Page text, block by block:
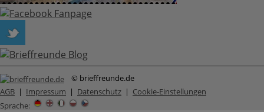
© brieffreunde.de
AGB | Impressum | Datenschutz | Cookie-Einstellungen
Sprache: